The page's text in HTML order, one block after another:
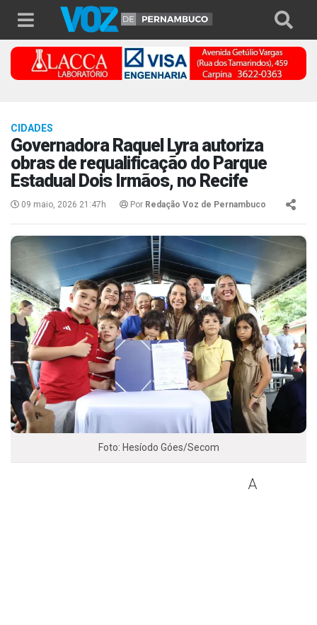
CIDADES
Governadora Raquel Lyra autoriza
obras de requalificação do Parque
Estadual Dois Irmãos, no Recife
09 maio, 2026 21:47h Por Redação Voz de Pernambuco
Foto: Hesíodo Góes/Secom
A